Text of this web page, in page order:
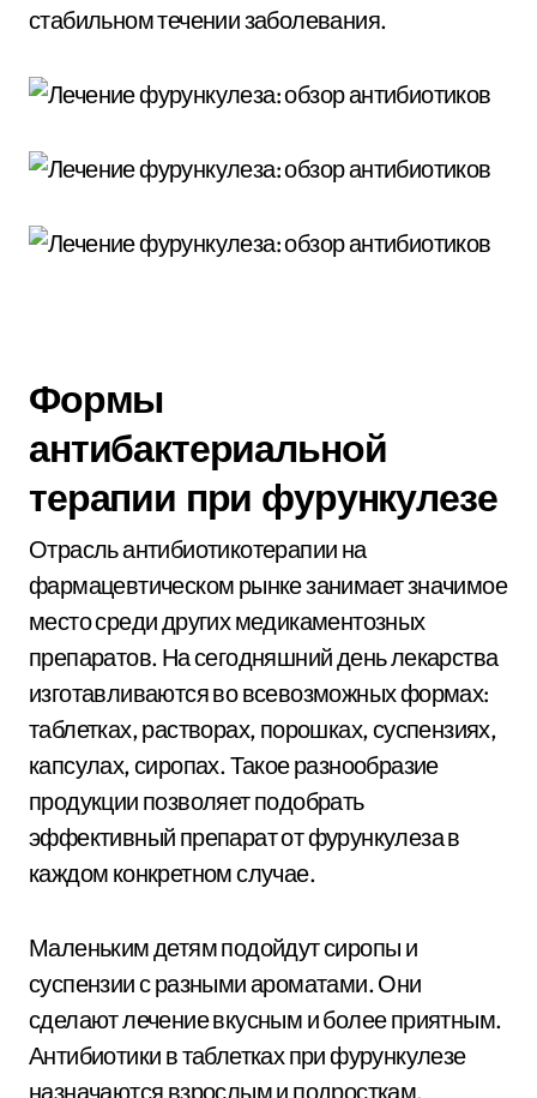
стабильном течении заболевания.
Формы
антибактериальной
терапии при фурункулезе
Отрасль антибиотикотерапии на
фармацевтическом рынке занимает значимое
место среди других медикаментозных
препаратов. На сегодняшний день лекарства
изготавливаются во всевозможных формах:
таблетках, растворах, порошках, суспензиях,
капсулах, сиропах. Такое разнообразие
продукции позволяет подобрать
эффективный препарат от фурункулеза в
каждом конкретном случае.
Маленьким детям подойдут сиропы и
суспензии с разными ароматами. Они
сделают лечение вкусным и более приятным.
Антибиотики в таблетках при фурункулезе
назначаются взрослым и подросткам.